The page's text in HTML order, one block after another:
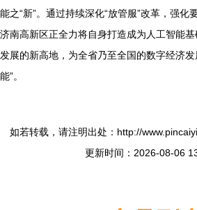
能之“新”。通过持续深化“放管服”改革，强化
济南高新区正全力将自身打造成为人工智能
发展的新高地，为全省乃至全国的数字经济
能”。
如若转载，请注明出处：http://
更新时间：2026-08-06